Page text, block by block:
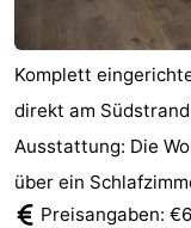
Walcherse
bos
Dishoek
-
Vlissingen
-
Middelburg
Zeeuws-
Vlaanderen
-
Komplett
direkt am
Ausstattung: Die
über ein
Preisangaben: